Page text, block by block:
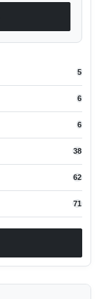
5
6
6
38
62
71